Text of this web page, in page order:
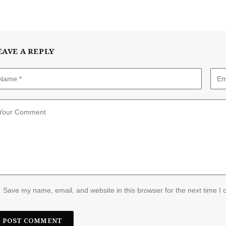
A REPLY
Save my name, email, and website in this browser for the next time I